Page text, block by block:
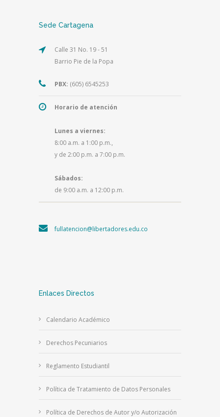
Sede Cartagena
Calle 31 No. 19 - 51
Barrio Pie de la Popa
PBX: (605) 6545253
Horario de atención
Lunes a viernes:
8:00 a.m. a 1:00 p.m.,
y de 2:00 p.m. a 7:00 p.m.
Sábados:
de 9:00 a.m. a 12:00 p.m.
fullatencion@libertadores.edu.co
Enlaces Directos
Calendario Académico
Derechos Pecuniarios
Reglamento Estudiantil
Política de Tratamiento de Datos Personales
Política de Derechos de Autor y/o Autorización